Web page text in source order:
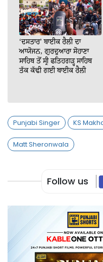
‘ਦਸਤਾਰ’ ਬਾਈਕ ਰੈਲੀ ਦਾ
ਆਯੋਜਨ, ਗੁਰਦੁਆਰਾ ਸੋਹਾਣਾ
ਸਾਹਿਬ ਤੋਂ ਸ੍ਰੀ ਫਤਿਹਗੜ੍ਹ ਸਾਹਿਬ
ਤੱਕ ਕੱਢੀ ਗਈ ਬਾਈਕ ਰੈਲੀ
Punjabi Singer KS
Matt Sheronwala
Follow us